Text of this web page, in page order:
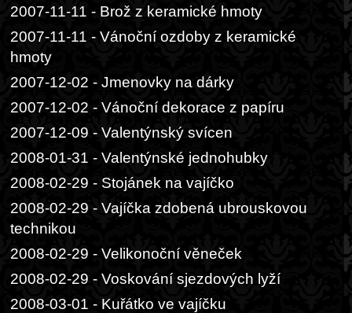
2007-11-11 - Brož z keramické hmoty
2007-11-11 - Vánoční ozdoby z keramické
hmoty
2007-12-02 - Jmenovky na dárky
2007-12-02 - Vánoční dekorace z papíru
2007-12-09 - Valentýnský svícen
2008-01-31 - Valentýnské jednohubky
2008-02-29 - Stojánek na vajíčko
2008-02-29 - Vajíčka zdobená ubrouskovou
technikou
2008-02-29 - Velikonoční věneček
2008-02-29 - Voskování sjezdových lyží
2008-03-01 - Kuřátko ve vajíčku